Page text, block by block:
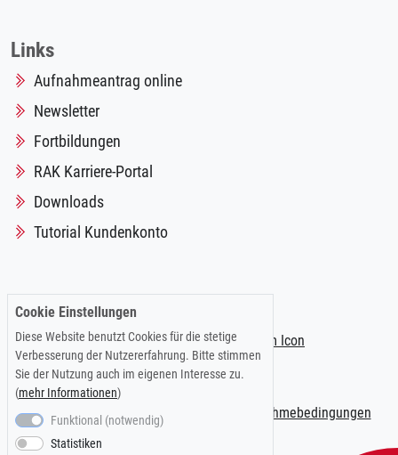
Links
Aufnahmeantrag online
Newsletter
Fortbildungen
RAK Karriere-Portal
Downloads
Tutorial Kundenkonto
Impressum |Datenschutzerklärung Teilnahmebedingungen
Cookie Einstellungen
Diese Website benutzt Cookies für die stetige
Verbesserung der Nutzererfahrung. Bitte stimmen
Sie der Nutzung auch im eigenen Interesse zu.
(mehr Informationen)
Funktional (notwendig)
Statistiken